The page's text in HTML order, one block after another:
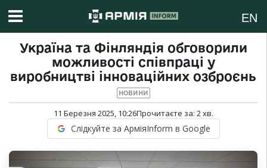
EN
Україна та Фінляндія обговорили
можливості співпраці у
виробництві інноваційних озброєнь
НОВИНИ
11 Березня 2025, 10:26Прочитаєте за: 2хв.
Слідкуйте за АрміяInform в Google